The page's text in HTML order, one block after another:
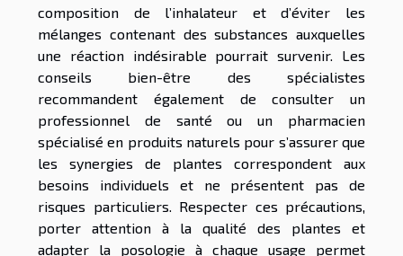
composition de l’inhalateur et d’éviter les
mélanges contenant des substances auxquelles
une réaction indésirable pourrait survenir. Les
conseils bien-être des spécialistes
recommandent également de consulter un
professionnel de santé ou un pharmacien
spécialisé en produits naturels pour s’assurer que
les synergies de plantes correspondent aux
besoins individuels et ne présentent pas de
risques particuliers. Respecter ces précautions,
porter attention à la qualité des plantes et
adapter la posologie à chaque usage permet